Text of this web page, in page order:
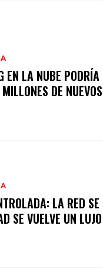
EN LA NUBE
DE
LA RED
SE VUELVE UN LUJO